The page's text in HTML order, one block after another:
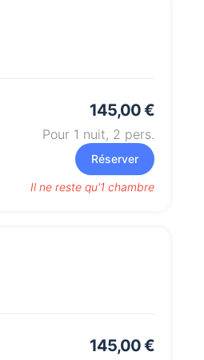
145,00 €
Pour 1 nuit, 2 pers.
Réserver
Il ne reste qu'1 chambre
145,00 €